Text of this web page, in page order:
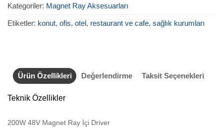
Kategoriler: Magnet Ray Aksesuarları
Etiketler: konut, ofis, otel, restaurant ve cafe, sağlık kurumları
Ürün Özellikleri Değerlendirme Taksit Seçenekleri
Teknik Özellikler
200W 48V Magnet Ray İçi Driver